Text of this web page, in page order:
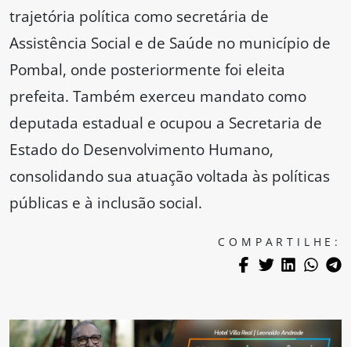
trajetória política como secretária de
Assistência Social e de Saúde no município de
Pombal, onde posteriormente foi eleita
prefeita. Também exerceu mandato como
deputada estadual e ocupou a Secretaria de
Estado do Desenvolvimento Humano,
consolidando sua atuação voltada às políticas
públicas e à inclusão social.
COMPARTILHE: